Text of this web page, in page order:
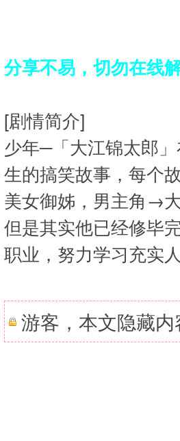
分享不易，切勿在线
[剧情简介]
少年─「大江锦太郎
生的搞笑故事，每个
美女御姊，男主角→
但是其实他已经修毕
职业，努力学习充实
游客，本文隐藏内